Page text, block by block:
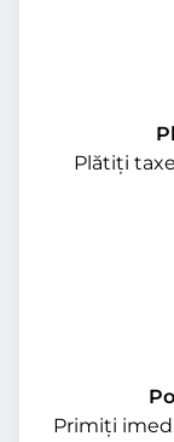
Plătiți
Primiți